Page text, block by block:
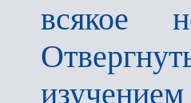
всякое